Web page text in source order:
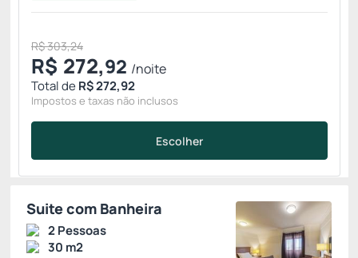
R$ 303,24
R$ 272,92 /noite
Total deR$ 272,92
Impostos e taxas não inclusos
Escolher
Suite com Banheira
2 Pessoas
30 m2